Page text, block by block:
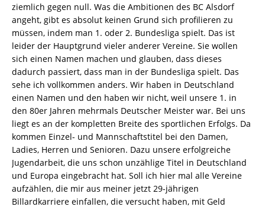
ziemlich gegen null. Was die Ambitionen des BC Alsdorf
angeht, gibt es absolut keinen Grund sich profilieren zu
müssen, indem man 1. oder 2. Bundesliga spielt. Das ist
leider der Hauptgrund vieler anderer Vereine. Sie wollen
sich einen Namen machen und glauben, dass dieses
dadurch passiert, dass man in der Bundesliga spielt. Das
sehe ich vollkommen anders. Wir haben in Deutschland
einen Namen und den haben wir nicht, weil unsere 1. in
den 80er Jahren mehrmals Deutscher Meister war. Bei uns
liegt es an der kompletten Breite des sportlichen Erfolgs. Da
kommen Einzel- und Mannschaftstitel bei den Damen,
Ladies, Herren und Senioren. Dazu unsere erfolgreiche
Jugendarbeit, die uns schon unzählige Titel in Deutschland
und Europa eingebracht hat. Soll ich hier mal alle Vereine
aufzählen, die mir aus meiner jetzt 29-jährigen
Billardkarriere einfallen, die versucht haben, mit Geld